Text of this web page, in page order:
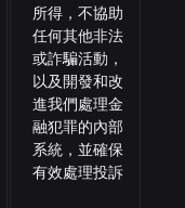
所得，不協助
任何其他非法
或詐騙活動，
以及開發和改
進我們處理金
融犯罪的內部
系統，並確保
有效處理投訴